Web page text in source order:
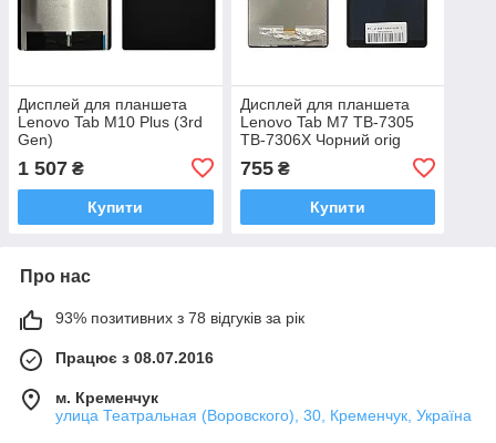
Дисплей для планшета
Lenovo Tab M10 Plus (3rd
Gen)
1 507 ₴
Купити
Дисплей для планшета
Lenovo Tab M7 TB-7305
TB-7306X Чорний orig
755₴
Купити
Про нас
93% позитивних з 78 відгуків за рік
Працює з 08.07.2016
м. Кременчук
улица Театральная (Воровского), 30, Кременчук, Україна